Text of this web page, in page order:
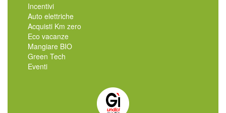
Incentivi
Auto elettriche
Acquisti Km zero
Eco vacanze
Mangiare BIO
Green Tech
Eventi